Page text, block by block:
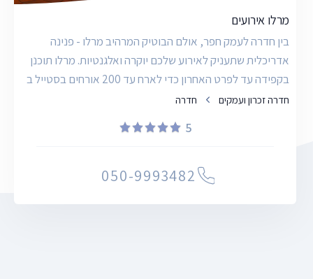
מרלו אירועים
בין חדרה לעמק חפר, אולם הבוטיק המרהיב מרלו - פנינה
אדריכלית שתעניק לאירוע שלכם יוקרה ואלגנטיות. מרלו תוכנן
בקפידה עד לפרט האחרון כדי לארח עד 200 אורחים בסטייל ב
חדרה זכרון ועמקים חדרה
5
050-9993482